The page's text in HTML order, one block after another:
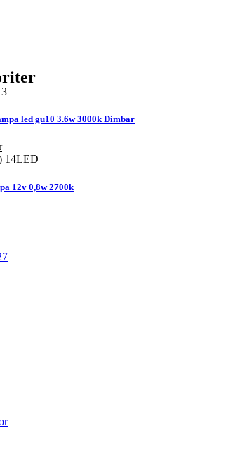
led gu10 3.6w 3000k Dimbar
Det
nuvarande
är:
19kr.
12v 0,8w 2700k